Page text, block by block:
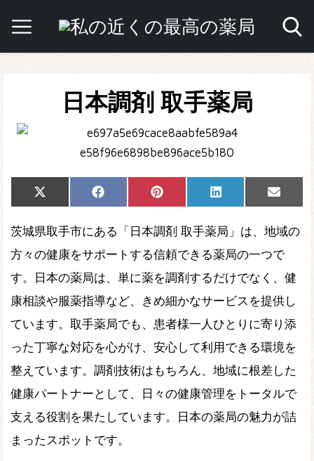
日本調剤 取手薬局
Share
on
X
(Twitter)
Share
on
Facebook Share
on
Pinterest Share
on
LinkedIn
Share
on
Email
茨城県取手市にある「日本調剤 取手薬局」は、地域の
方々の健康をサポートする信頼できる薬局の一つで
す。日本の薬局は、単に薬を調剤するだけでなく、健
康相談や服薬指導など、きめ細かなサービスを提供し
ています。取手薬局でも、患者様一人ひとりに寄り添
った丁寧な対応を心がけ、安心して利用できる環境を
整えています。調剤技術はもちろん、地域に根差した
健康パートナーとして、日々の健康管理をトータルで
支える役割を果たしています。日本の薬局の魅力が詰
まったスポットです。